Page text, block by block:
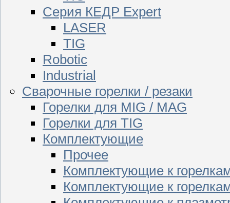
Серия КЕДР Expert
LASER
TIG
Robotic
Industrial
Сварочные горелки / резаки
Горелки для MIG / MAG
Горелки для TIG
Комплектующие
Прочее
Комплектующие к
Комплектующие к